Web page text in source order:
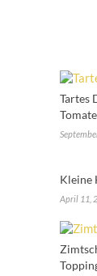
Tartes
Kleine
April 11,